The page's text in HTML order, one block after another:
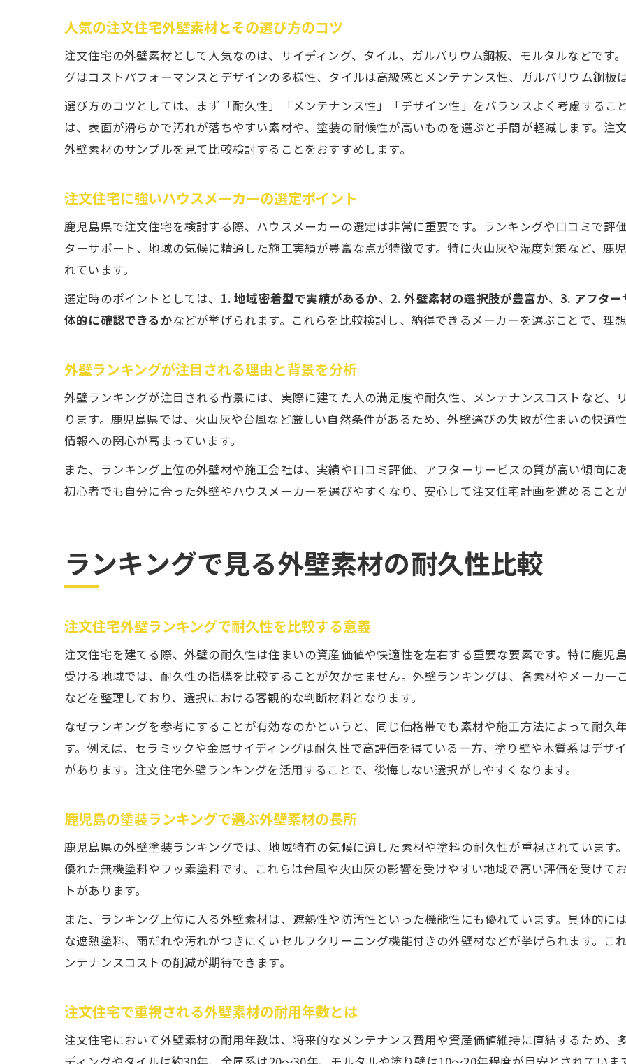
住まいの資産価値を守る外壁選定の秘訣
注文住宅で資産価値を高める外壁選びのポイント
外壁素材ランキングが資産価値に与える影響を解
長期維持に強い注文住宅外壁の選び方の極意
塗装ランキングでわかる耐久性重視の外壁選定
将来を見据えた注文住宅外壁のメンテナンス戦略
注文住宅外壁ランキングで注目の素材と特徴
鹿児島のハウスメーカーランキング活用術を紹介
注文住宅ランキングから見る外壁トレンド分析
鹿児島の注文住宅で人気上昇中の外壁スタイル
人気の注文住宅外壁素材とその選び方のコツ
注文住宅の外壁素材として人気なのは、サイディング、タイル、ガルバリウム鋼板、モルタルなどです
グはコストパフォーマンスとデザインの多様性、タイルは高級感とメンテナンス性、ガルバリウム鋼板
選び方のコツとしては、まず「耐久性」「メンテナンス性」「デザイン性」をバランスよく考慮するこ
は、表面が滑らかで汚れが落ちやすい素材や、塗装の耐候性が高いものを選ぶと手間が軽減します。注
外壁素材のサンプルを見て比較検討することをおすすめします。
注文住宅に強いハウスメーカーの選定ポイント
鹿児島県で注文住宅を検討する際、ハウスメーカーの選定は非常に重要です。ランキングや口コミで評
ターサポート、地域の気候に精通した施工実績が豊富な点が特徴です。特に火山灰や湿度対策など、鹿
れています。
選定時のポイントとしては、 1. 地域密着型で実績があるか、 2. 外壁素材の選択肢が豊富か、3. アフタ
体的に確認できるかなどが挙げられます。これらを比較検討し、納得できるメーカーを選ぶことで、理
外壁ランキングが注目される理由と背景を分析
外壁ランキングが注目される背景には、実際に建てた人の満足度や耐久性、メンテナンスコストなど、
ります。鹿児島県では、火山灰や台風など厳しい自然条件があるため、外壁選びの失敗が住まいの快適
情報への関心が高まっています。
また、ランキング上位の外壁材や施工会社は、実績や口コミ評価、アフターサービスの質が高い傾向に
初心者でも自分に合った外壁やハウスメーカーを選びやすくなり、安心して注文住宅計画を進めること
ランキングで見る外壁素材の耐久性比較
注文住宅外壁ランキングで耐久性を比較する意義
注文住宅を建てる際、外壁の耐久性は住まいの資産価値や快適性を左右する重要な要素です。特に鹿児
受ける地域では、耐久性の指標を比較することが欠かせません。外壁ランキングは、各素材やメーカ
などを整理しており、選択における客観的な判断材料となります。
なぜランキングを参考にすることが有効なのかというと、同じ価格帯でも素材や施工方法によって耐久
す。例えば、セラミックや金属サイディングは耐久性で高評価を得ている一方、塗り壁や木質系はデザ
があります。注文住宅外壁ランキングを活用することで、後悔しない選択がしやすくなります。
鹿児島の塗装ランキングで選ぶ外壁素材の長所
鹿児島県の外壁塗装ランキングでは、地域特有の気候に適した素材や塗料の耐久性が重視されています
優れた無機塗料やフッ素塗料です。これらは台風や火山灰の影響を受けやすい地域で高い評価を受けて
トがあります。
また、ランキング上位に入る外壁素材は、遮熱性や防汚性といった機能性にも優れています。具体的に
な遮熱塗料、雨だれや汚れがつきにくいセルフクリーニング機能付きの外壁材などが挙げられます。こ
ンテナンスコストの削減が期待できます。
注文住宅で重視される外壁素材の耐用年数とは
注文住宅において外壁素材の耐用年数は、将来的なメンテナンス費用や資産価値維持に直結するため、